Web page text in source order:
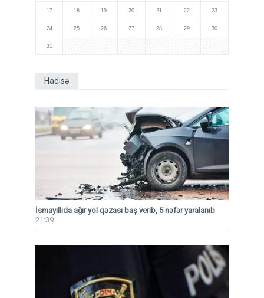
17 18 19 20 21 22 23
24 25 26 27 28 29 30
31
Hadisə
İsmayıllıda ağır yol qəzası baş verib, 5 nəfər yaralanıb
21:39